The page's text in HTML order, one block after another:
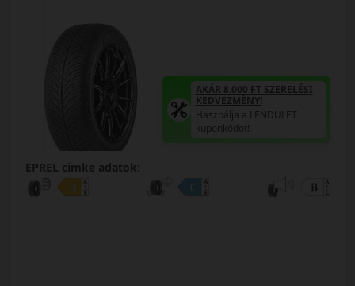
AKÁR 8.000 FT SZERELÉSI
KEDVEZMÉNY!
Használja a LENDÜLET
kuponkódot!
EPREL cimke adatok: